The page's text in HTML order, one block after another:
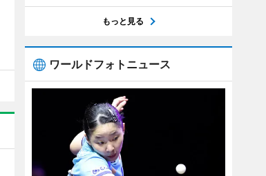
もっと見る
ワールドフォトニュース